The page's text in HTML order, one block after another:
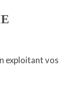
exploitant vos